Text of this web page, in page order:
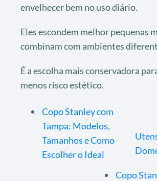
envelhecer bem no uso diário.
Eles escondem melhor pequenas
combinam com ambientes
É a escolha mais conservadora
menos risco estético.
Copo Stanley com
Tampa: Modelos,
Tamanhos e Como
Escolher o Ideal
Copo